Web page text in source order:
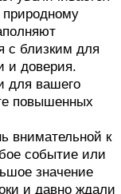
с близким для
и доверия.
для вашего
повышенных
внимательной к
событие или
значение
и давно ждали